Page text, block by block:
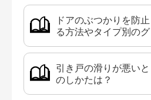
ドアのぶつかりを防
る方法やタイプ別の
引き戸の滑りが悪い
のしかたは？